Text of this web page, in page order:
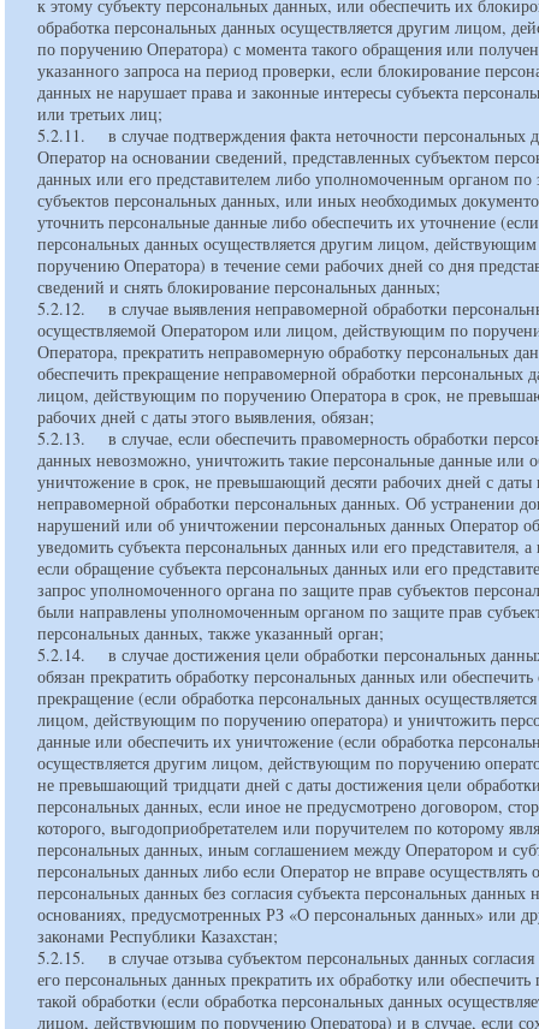
к этому субъекту персональных данных, или обеспечить их
обработка персональных данных осуществляется другим лицом,
по поручению Оператора) с момента такого обращения или
указанного запроса на период проверки, если блокирование
данных не нарушает права и законные интересы субъекта
или третьих лиц;
5.2.11. в случае подтверждения факта неточности персональных
Оператор на основании сведений, представленных субъектом
данных или его представителем либо уполномоченным органом по
субъектов персональных данных, или иных необходимых
уточнить персональные данные либо обеспечить их уточнение
персональных данных осуществляется другим лицом,
поручению Оператора) в течение семи рабочих дней со дня
сведений и снять блокирование персональных данных;
5.2.12. в случае выявления неправомерной обработки
осуществляемой Оператором или лицом, действующим по
Оператора, прекратить неправомерную обработку персональных
обеспечить прекращение неправомерной обработки персональных
лицом, действующим по поручению Оператора в срок, не
рабочих дней с даты этого выявления, обязан;
5.2.13. в случае, если обеспечить правомерность обработки
данных невозможно, уничтожить такие персональные данные или
уничтожение в срок, не превышающий десяти рабочих дней с даты
неправомерной обработки персональных данных. Об устранении
нарушений или об уничтожении персональных данных Оператор
уведомить субъекта персональных данных или его представителя, а
если обращение субъекта персональных данных или его
запрос уполномоченного органа по защите прав субъектов
были направлены уполномоченным органом по защите прав
персональных данных, также указанный орган;
5.2.14. в случае достижения цели обработки персональных
обязан прекратить обработку персональных данных или обеспечить
прекращение (если обработка персональных данных
лицом, действующим по поручению оператора) и уничтожить
данные или обеспечить их уничтожение (если обработка
осуществляется другим лицом, действующим по поручению
не превышающий тридцати дней с даты достижения цели
персональных данных, если иное не предусмотрено договором,
которого, выгодоприобретателем или поручителем по которому
персональных данных, иным соглашением между Оператором и
персональных данных либо если Оператор не вправе осуществлять
персональных данных без согласия субъекта персональных данных
основаниях, предусмотренных РЗ «О персональных данных» или
законами Республики Казахстан;
5.2.15. в случае отзыва субъектом персональных данных согласия
его персональных данных прекратить их обработку или
такой обработки (если обработка персональных данных
лицом, действующим по поручению Оператора) и в случае, если